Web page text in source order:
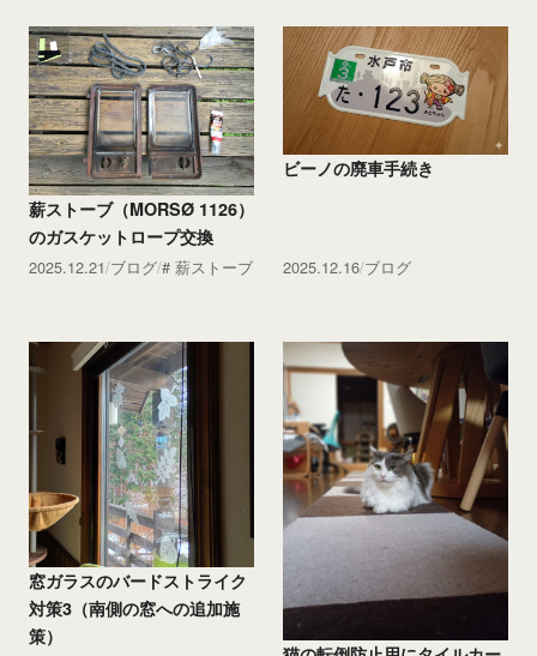
薪ストーブ（MORSØ 1126）
のガスケットロープ交換
2025.12.21 ブログ 薪ストーブ
ビーノの廃車手続き
2025.12.16 ブログ
窓ガラスのバードストライク
対策3（南側の窓への追加施
策）